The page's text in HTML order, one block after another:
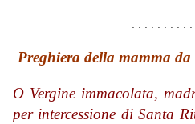
Preghiera della mamma
O Vergine immacolata,
per intercessione di Santa